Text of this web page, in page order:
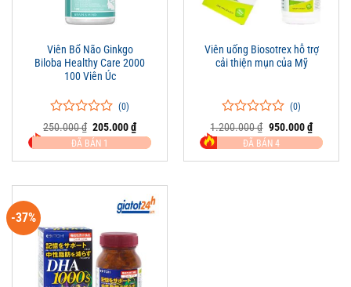
Viên Bổ Não Ginkgo
Biloba Healthy Care 2000
100 Viên Úc
0
trên
5
0
đánh
(0)
250.000₫ Giá
gốc
là:
205.000₫Giá
hiện
tại
ĐÃ BÁN 1
Viên uống Biosotrex hỗ trợ
cải thiện mụn của Mỹ
0
trên
5
0
đánh
(0)
1.200.000₫ Giá
gốc
là:
950.000₫Giá
hiện
tại
ĐÃ BÁN 4
-37%